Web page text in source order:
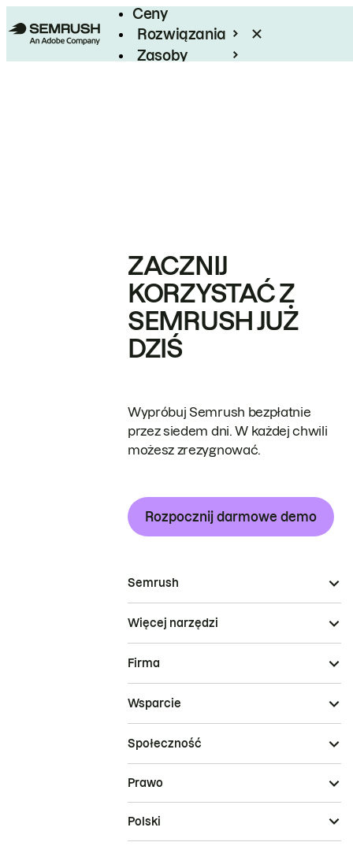
Ceny
Rozwiązania
Zasoby
ZACZNIJ
KORZYSTAĆ Z
SEMRUSH JUŻ
DZIŚ
Wypróbuj Semrush bezpłatnie
przez siedem dni. W każdej chwili
możesz zrezygnować.
Rozpocznij darmowe demo
Semrush
Więcej narzędzi
Firma
Wsparcie
Społeczność
Prawo
Polski